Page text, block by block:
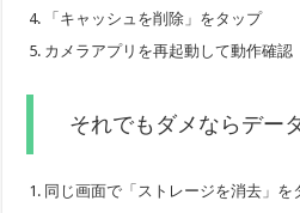
「キャッシュを削除」をタップ
カメラアプリを再起動して動作確認
それでもダメならデー
同じ画面で「ストレージを消去」を